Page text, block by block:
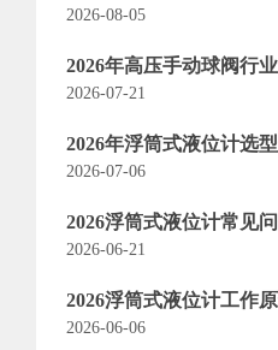
通世发带你了解选型新趋
2026-08-05
2026年高压手动球阀行
术迭代与市场发展趋势全
2026-07-21
2026年浮筒式液位计选
流程注意事项实用指南
2026-07-06
2026浮筒式液位计常见
世发船舶实操答疑指南
2026-06-21
2026浮筒式液位计工作
世发船舶选型安装全指南
2026-06-06